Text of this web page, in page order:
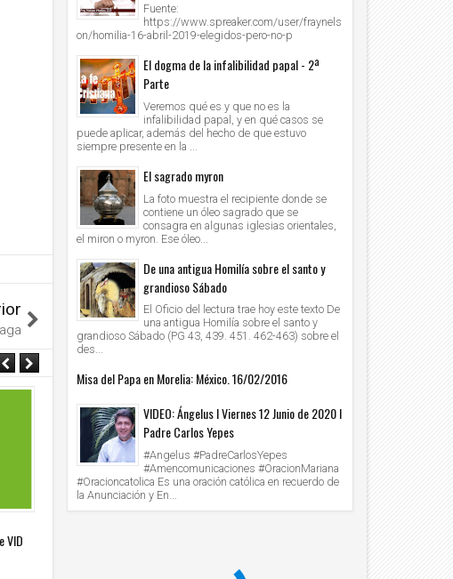
VID
Nov
2020 12 Nov
2020
Fuente:
https://www.spreaker.com/user/fraynels
on/homilia-16-abril-2019-elegidos-pero-no-p
El dogma de la infalibilidad papal - 2ª
Parte
Veremos qué es y que no es la
infalibilidad papal, y en qué casos se
puede aplicar, además del hecho de que estuvo
siempre presente en la ...
El sagrado myron
La foto muestra el recipiente donde se
contiene un óleo sagrado que se
consagra en algunas iglesias orientales,
el miron o myron. Ese óleo...
De una antigua Homilía sobre el santo y
grandioso Sábado
El Oficio del lectura trae hoy este texto De
una antigua Homilía sobre el santo y
grandioso Sábado (PG 43, 439. 451. 462-463) sobre el
des...
Misa del Papa en Morelia: México. 16/02/2016
VIDEO: Ángelus l Viernes 12 Junio de 2020 l
Padre Carlos Yepes
#Angelus #PadreCarlosYepes
#Amencomunicaciones #OracionMariana
#Oracioncatolica Es una oración católica en recuerdo de
la Anunciación y En...